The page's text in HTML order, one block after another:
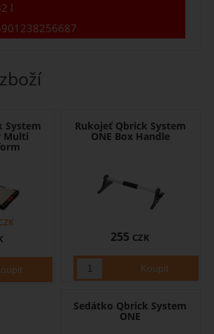
l
System
Multi
Rukojeť Qbrick System
ONE Box Handle
255 CZK
Sedátko Qbrick System
ONE